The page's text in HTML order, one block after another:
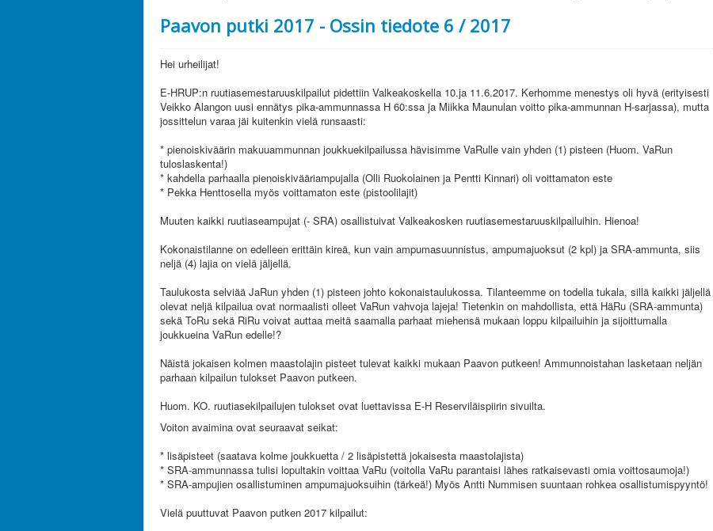
Paavon putki 2017 - Ossin tiedote 6 / 2017
Hei urheilijat!
E-HRUP:n ruutiasemestaruuskilpailut pidettiin Valkeakoskella 10.ja 11.6.2017. Kerhomme menestys oli hyvä (erityisesti
Veikko Alangon uusi ennätys pika-ammunnassa H 60:ssa ja Miikka Maunulan voitto pika-ammunnan H-sarjassa), mutta
jossittelun varaa jäi kuitenkin vielä runsaasti:
* pienoiskiväärin makuuammunnan joukkuekilpailussa hävisimme VaRulle vain yhden (1) pisteen (Huom. VaRun
tuloslaskenta!)
* kahdella parhaalla pienoiskivääriampujalla (Olli Ruokolainen ja Pentti Kinnari) oli voittamaton este
* Pekka Henttosella myös voittamaton este (pistoolilajit)
Muuten kaikki ruutiaseampujat (- SRA) osallistuivat Valkeakosken ruutiasemestaruuskilpailuihin. Hienoa!
Kokonaistilanne on edelleen erittäin kireä, kun vain ampumasuunnistus, ampumajuoksut (2 kpl) ja SRA-ammunta, siis
neljä (4) lajia on vielä jäljellä.
Taulukosta selviää JaRun yhden (1) pisteen johto kokonaistaulukossa. Tilanteemme on todella tukala, sillä kaikki jäljellä
olevat neljä kilpailua ovat normaalisti olleet VaRun vahvoja lajeja! Tietenkin on mahdollista, että HäRu (SRA-ammunta)
sekä ToRu sekä RiRu voivat auttaa meitä saamalla parhaat miehensä mukaan loppu kilpailuihin ja sijoittumalla
joukkueina VaRun edelle!?
Näistä jokaisen kolmen maastolajin pisteet tulevat kaikki mukaan Paavon putkeen! Ammunnoistahan lasketaan neljän
parhaan kilpailun tulokset Paavon putkeen.
Huom. KO. ruutiasekilpailujen tulokset ovat luettavissa E-H Reserviläispiirin sivuilta.
Voiton avaimina ovat seuraavat seikat:
* lisäpisteet (saatava kolme joukkuetta / 2 lisäpistettä jokaisesta maastolajista)
* SRA-ammunnassa tulisi lopultakin voittaa VaRu (voitolla VaRu parantaisi lähes ratkaisevasti omia voittosaumoja!)
* SRA-ampujien osallistuminen ampumajuoksuihin (tärkeä!) Myös Antti Nummisen suuntaan rohkea osallistumispyyntö!
Vielä puuttuvat Paavon putken 2017 kilpailut: